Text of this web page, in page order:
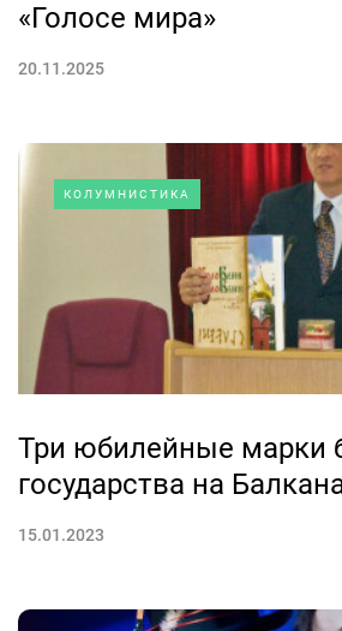
«Голосе мира»
20.11.2025
КОЛУМНИСТИКА
Три юбилейные марки
государства на
15.01.2023